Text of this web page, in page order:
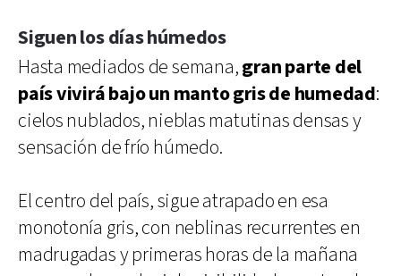
Siguen los días húmedos
Hasta mediados de semana,gran parte del
país vivirá bajo un manto gris de humedad:
cielos nublados, nieblas matutinas densas y
sensación de frío húmedo.
El centro del país, sigue atrapado en esa
monotonía gris, con neblinas recurrentes en
madrugadas y primeras horas de la mañana